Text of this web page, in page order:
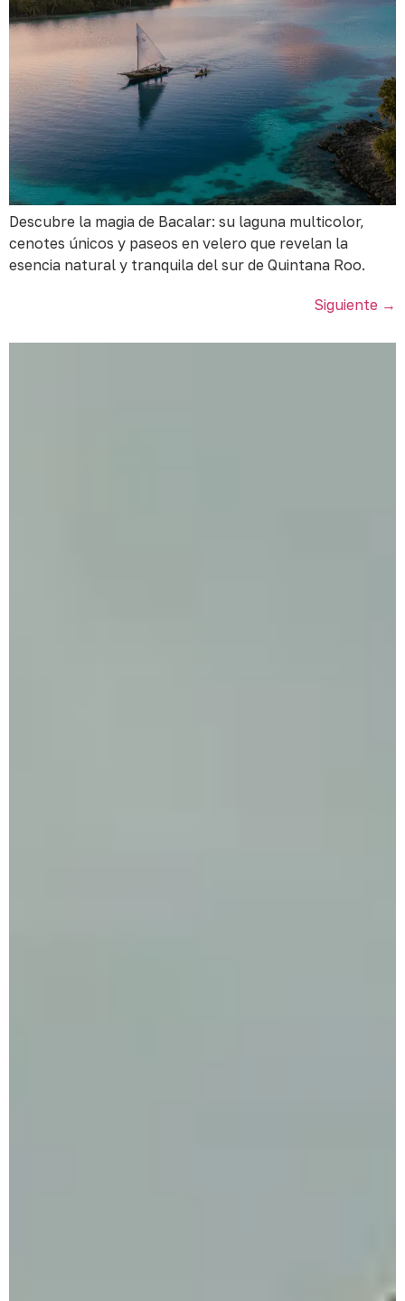
Descubre la magia de Bacalar: su laguna multicolor,
cenotes únicos y paseos en velero que revelan la
esencia natural y tranquila del sur de Quintana Roo.
Siguiente →